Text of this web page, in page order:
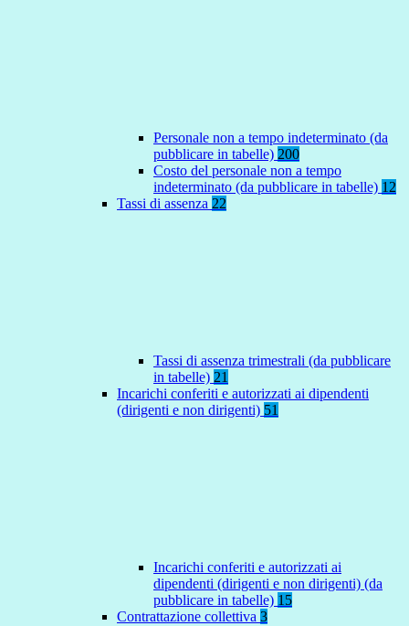
Personale non a tempo indeterminato (da
pubblicare in tabelle) 200
Costo del personale non a tempo
indeterminato (da pubblicare in tabelle) 12
Tassi di assenza 22
Tassi di assenza trimestrali (da pubblicare
in tabelle) 21
Incarichi conferiti e autorizzati ai dipendenti
(dirigenti e non dirigenti) 51
Incarichi conferiti e autorizzati ai
dipendenti (dirigenti e non dirigenti) (da
pubblicare in tabelle) 15
Contrattazione collettiva 3